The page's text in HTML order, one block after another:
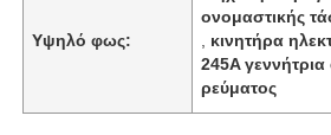
Υψηλό φως:
ονομαστικής
κινητήρα
245A
ρεύματος